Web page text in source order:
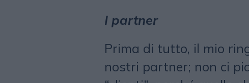
I partner
Prima di tutto, il mio
nostri partner; non ci